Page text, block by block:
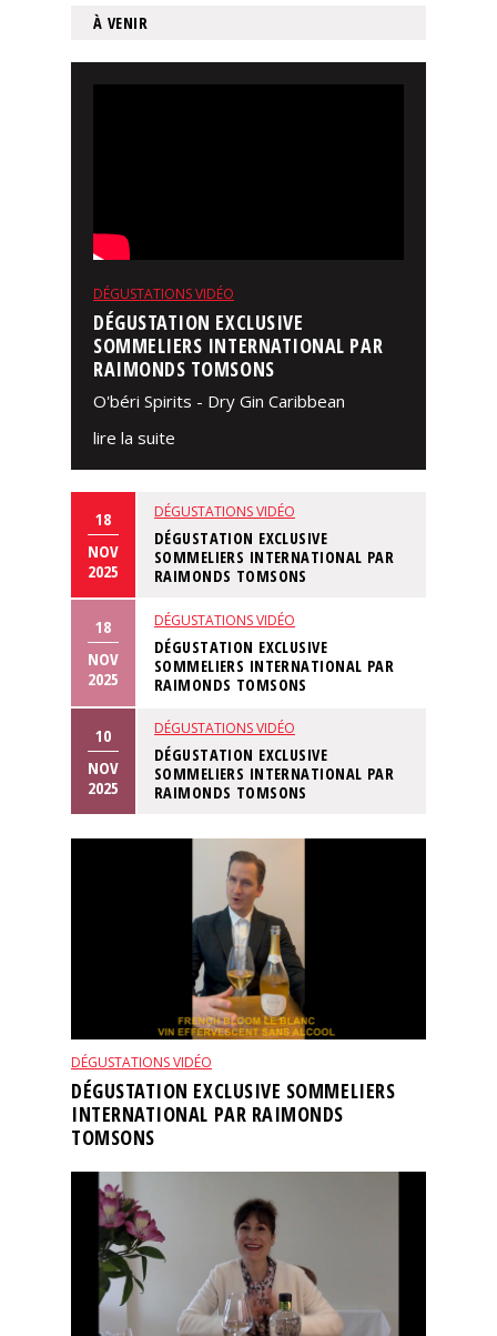
Le
DÉGUSTATIONS VIDÉO
DÉGUSTATION EXCLUSIVE
SOMMELIERS INTERNATIONAL PAR
RAIMONDS TOMSONS
O'béri Spirits - Dry Gin Caribbean
lire la suite
18
NOV
2025
DÉGUSTATIONS VIDÉO
DÉGUSTATION EXCLUSIVE
SOMMELIERS INTERNATIONAL PAR
RAIMONDS TOMSONS
18
NOV
2025
DÉGUSTATIONS VIDÉO
DÉGUSTATION EXCLUSIVE
SOMMELIERS INTERNATIONAL PAR
RAIMONDS TOMSONS
10
NOV
2025
DÉGUSTATIONS VIDÉO
DÉGUSTATION EXCLUSIVE
SOMMELIERS INTERNATIONAL PAR
RAIMONDS TOMSONS
DÉGUSTATIONS VIDÉO
DÉGUSTATION EXCLUSIVE SOMMELIERS
INTERNATIONAL PAR RAIMONDS
TOMSONS
À VENIR